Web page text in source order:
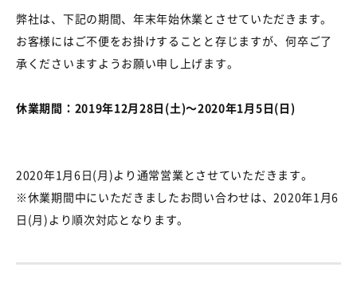
弊社は、下記の期間、年末年始休業とさせていただきます。
お客様にはご不便をお掛けすることと存じますが、何卒ご了
承くださいますようお願い申し上げます。
休業期間：2019年12月28日(土)～2020年1月5日(日)
2020年1月6日(月)より通常営業とさせていただきます。
※休業期間中にいただきましたお問い合わせは、2020年1月6
日(月)より順次対応となります。